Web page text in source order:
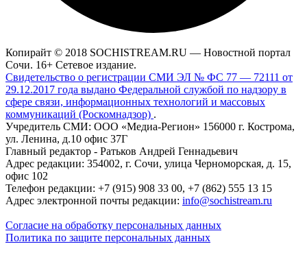
Копирайт © 2018 SOCHISTREAM.RU — Новостной портал
Сочи. 16+ Сетевое издание.
Свидетельство о регистрации СМИ ЭЛ № ФС 77 — 72111 от
29.12.2017 года выдано Федеральной службой по надзору в
сфере связи, информационных технологий и массовых
коммуникаций (Роскомнадзор) .
Учредитель СМИ: ООО «Медиа-Регион» 156000 г. Кострома,
ул. Ленина, д.10 офис 37Г
Главный редактор - Ратьков Андрей Геннадьевич
Адрес редакции: 354002, г. Сочи, улица Черноморская, д. 15,
офис 102
Телефон редакции: +7 (915) 908 33 00, +7 (862) 555 13 15
Адрес электронной почты редакции: info@sochistream.ru
Согласие на обработку персональных данных
Политика по защите персональных данных